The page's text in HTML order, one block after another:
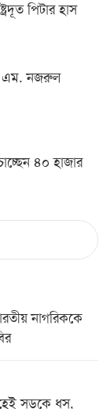
পিটার হাস
এম. নজরুল
৪০ হাজার
নাগরিককে
সড়কে ধস,